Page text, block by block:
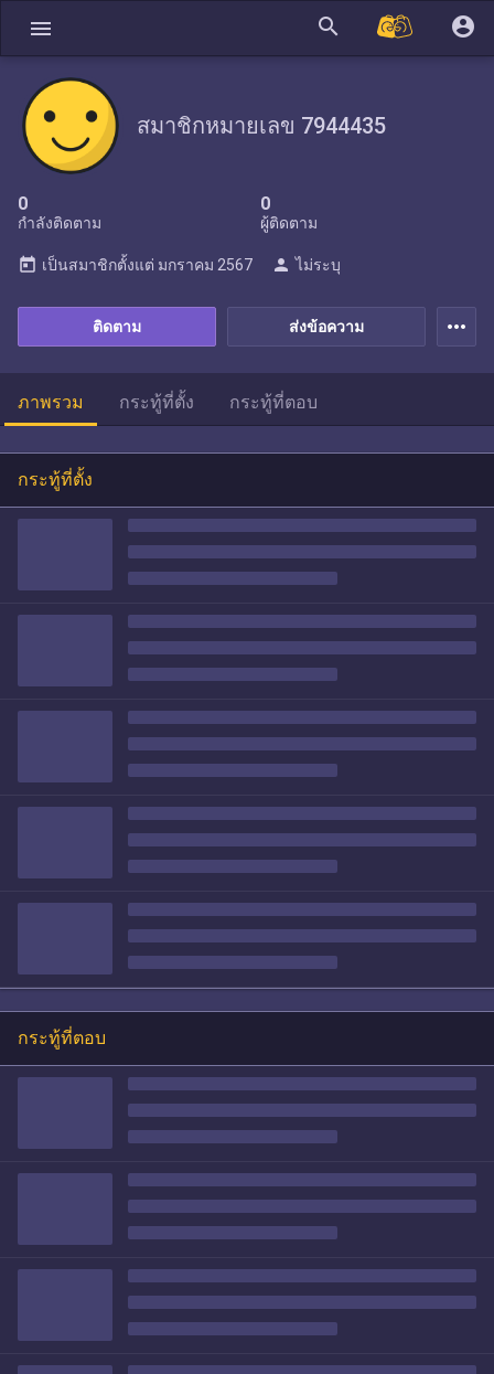
menu search account_circle
สมาชิกหมายเลข 7944435
0
กำลังติดตาม
0
ผู้ติดตาม
ส่งข้อความ
ติดตาม
today เป็นสมาชิกตั้งแต่ มกราคม 2567 person ไม่ระบุ
more_horiz
ภาพรวม กระทู้ที่ตั้ง กระทู้ที่ตอบ
กระทู้ที่ตั้ง
กระทู้ที่ตอบ